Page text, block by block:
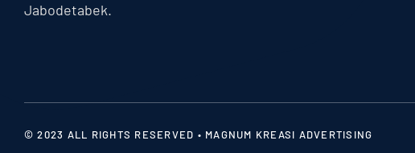
Jabodetabek.
© 2023 ALL RIGHTS RESERVED • MAGNUM KREASI ADVERTISING